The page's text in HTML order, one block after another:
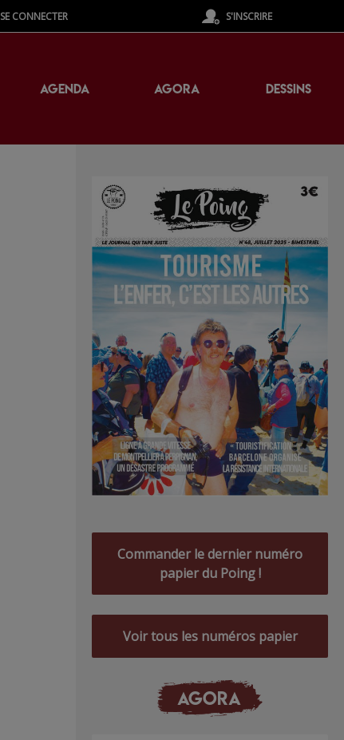
SE CONNECTER S'INSCRIRE
AGENDA AGORA DESSINS
Commander le dernier numéro
papier du Poing !
Voir tous les numéros papier
AGORA